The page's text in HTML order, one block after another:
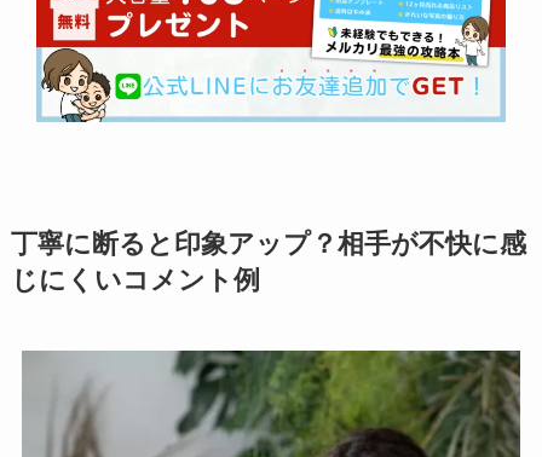
丁寧に断ると印象アップ？相手が不快に感
じにくいコメント例